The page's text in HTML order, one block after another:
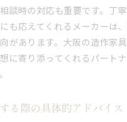
談時の対応も重要です。丁
も応えてくれるメーカーは
があります。大阪の造作家
に寄り添ってくれるパート
る際の具体的アドバイス